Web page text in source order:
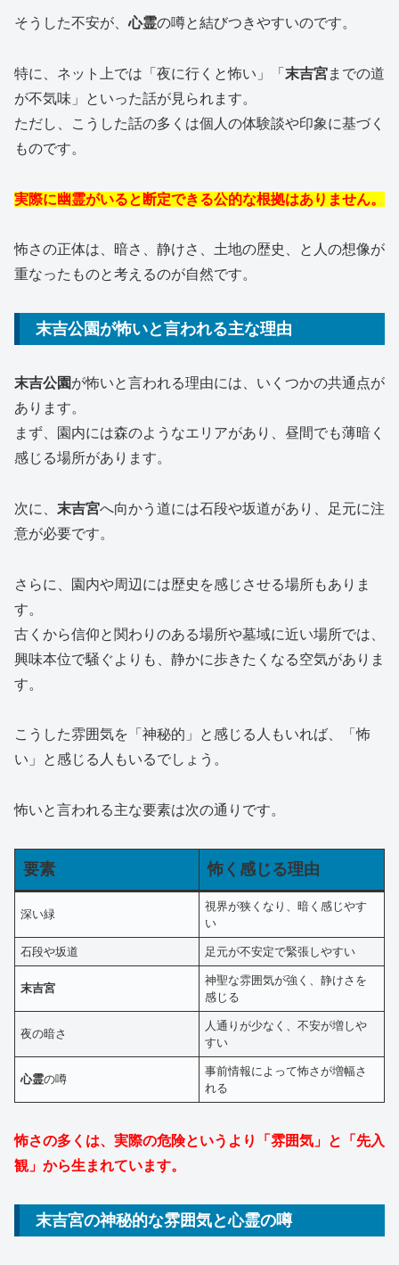
そうした不安が、心霊の噂と結びつきやすいのです。
特に、ネット上では「夜に行くと怖い」「 末吉宮までの道
が不気味」といった話が見られます。
ただし、こうした話の多くは個人の体験談や印象に基づく
ものです。
実際に幽霊がいると断定できる公的な根拠はありません。
怖さの正体は、暗さ、静けさ、土地の歴史、と人の想像が
重なったものと考えるのが自然です。
末吉公園が怖いと言われる主な理由
末吉公園が怖いと言われる理由には、いくつかの共通点が
あります。
まず、園内には森のようなエリアがあり、昼間でも薄暗く
感じる場所があります。
次に、 末吉宮へ向かう道には石段や坂道があり、足元に注
意が必要です。
さらに、園内や周辺には歴史を感じさせる場所もありま
す。
古くから信仰と関わりのある場所や墓域に近い場所では、
興味本位で騒ぐよりも、静かに歩きたくなる空気がありま
す。
こうした雰囲気を「神秘的」と感じる人もいれば、「怖
い」と感じる人もいるでしょう。
怖いと言われる主な要素は次の通りです。
要素 怖く感じる理由
深い緑
視界が狭くなり、暗く感じやす
い
石段や坂道 足元が不安定で緊張しやすい
末吉宮
神聖な雰囲気が強く、静けさを
感じる
夜の暗さ
人通りが少なく、不安が増しや
すい
心霊の噂
事前情報によって怖さが増幅さ
れる
怖さの多くは、実際の危険というより「雰囲気」と「先入
観」から生まれています。
末吉宮の神秘的な雰囲気と心霊の噂